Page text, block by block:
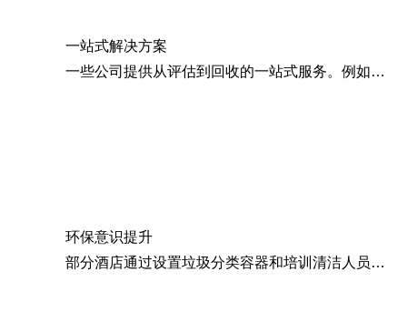
一站式解决方案
一些公司提供从评估到回收的一站式服务。例如，深圳市大众再生资源回收有限公司提供免费上门估价和回收服务，确保客户省心省力。
环保意识提升
部分酒店通过设置垃圾分类容器和培训清洁人员，提高员工的环保意识。